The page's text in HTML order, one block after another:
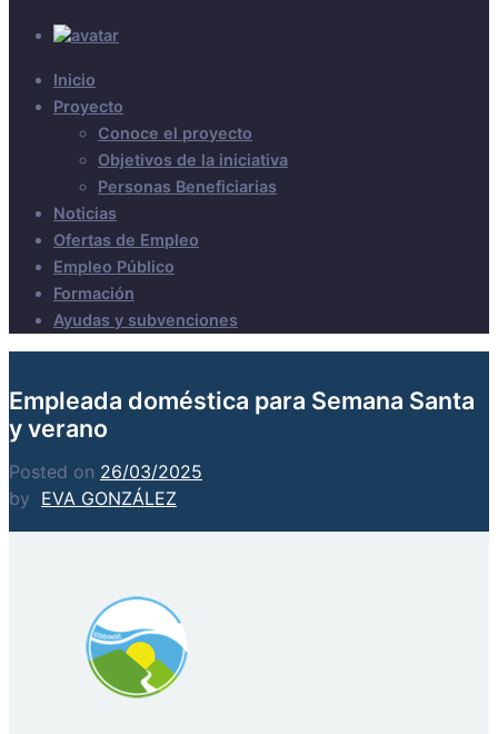
Inicio
Proyecto
Conoce el proyecto
Objetivos de la iniciativa
Personas Beneficiarias
Noticias
Ofertas de Empleo
Empleo Público
Formación
Ayudas y subvenciones
Empleada doméstica para Semana Santa
y verano
Posted on 26/03/2025
by EVA GONZÁLEZ